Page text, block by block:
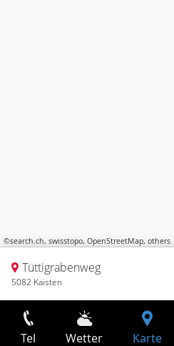
©search.ch, swisstopo, OpenStreetMap, others
Tüttigrabenweg
5082 Kaisten
Tel Wetter Karte